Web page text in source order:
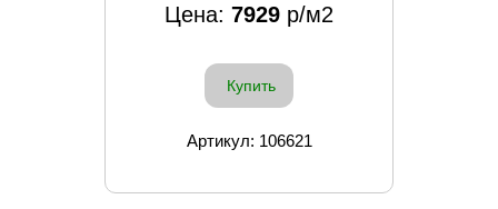
Цена: 7929 р/м2
Купить
Артикул: 106621